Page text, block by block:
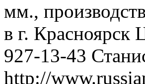
мм.,
в г. Красноярск
927-13-43
http://